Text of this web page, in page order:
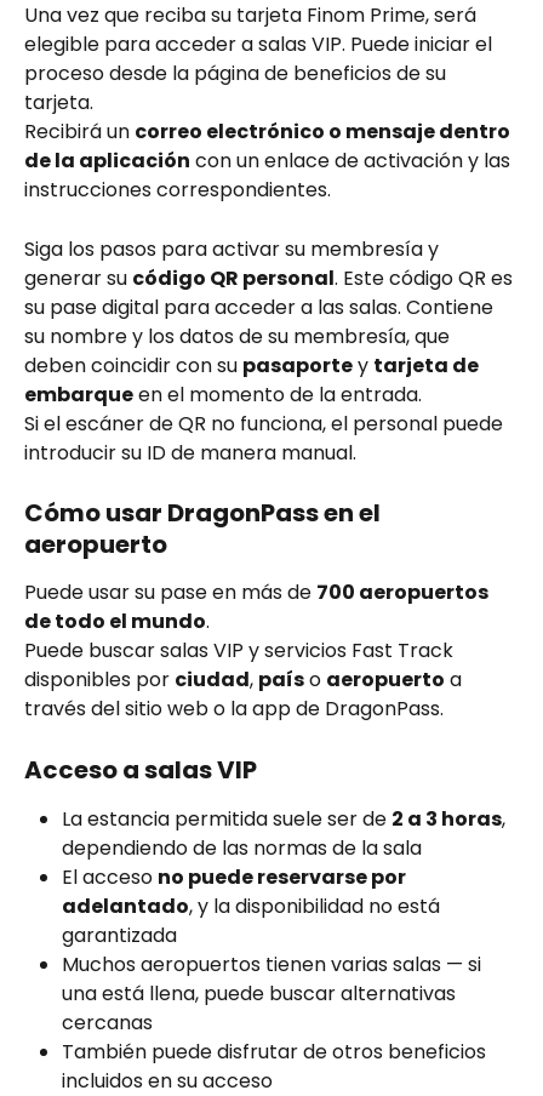
Una vez que reciba su tarjeta Finom Prime, será
elegible para acceder a salas VIP. Puede iniciar el
proceso desde la página de beneficios de su
tarjeta.
Recibirá un correo electrónico o mensaje dentro
de la aplicación con un enlace de activación y las
instrucciones correspondientes.
Siga los pasos para activar su membresía y
generar su código QR personal. Este código QR es
su pase digital para acceder a las salas. Contiene
su nombre y los datos de su membresía, que
deben coincidir con su pasaporte y tarjeta de
embarque en el momento de la entrada.
Si el escáner de QR no funciona, el personal puede
introducir su ID de manera manual.
Cómo usar DragonPass en el
aeropuerto
Puede usar su pase en más de 700 aeropuertos
de todo el mundo.
Puede buscar salas VIP y servicios Fast Track
disponibles por ciudad, país o aeropuerto a
través del sitio web o la app de DragonPass.
Acceso a salas VIP
La estancia permitida suele ser de 2 a 3 horas,
dependiendo de las normas de la sala
El acceso no puede reservarse por
adelantado, y la disponibilidad no está
garantizada
Muchos aeropuertos tienen varias salas — si
una está llena, puede buscar alternativas
cercanas
También puede disfrutar de otros beneficios
incluidos en su acceso